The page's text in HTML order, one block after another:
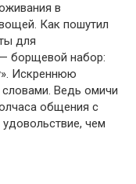
в
Как пошутил
для
борщевой набор:
Искреннюю
Ведь омичи
общения с
чем